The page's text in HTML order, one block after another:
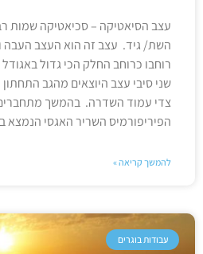
עצב הסיאטיקה – סכיאטיקה שמות
השת/ גיד. עצב זה הוא העצב העבה
רוחבו כרוחב החלק הכי גדול
צדי עמוד השדרה. בהמשך
הפיריפורמיס השריר האגסי הנמצא
להמשך קריאה »
עבודות בוגרים